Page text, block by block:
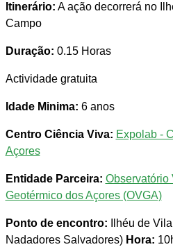
Itinerário: A ação decorrerá no
Campo
Duração: 0.15 Horas
Actividade gratuita
Idade Minima: 6 anos
Centro Ciência Viva: Expolab -
Açores
Entidade Parceira: Observatório
Geotérmico dos Açores (OVGA)
Ponto de encontro: Ilhéu de
Nadadores Salvadores) Hora: